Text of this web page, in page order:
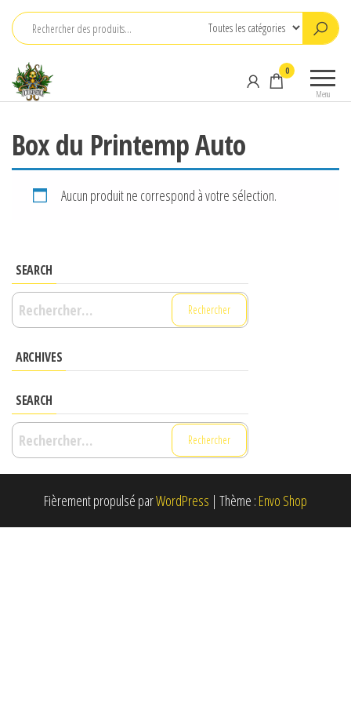
Aller
collecting
Menu
0
Box du Printemp Auto
Aucun produit ne correspond à votre sélection.
SEARCH
Rechercher :
ARCHIVES
SEARCH
Rechercher :
Fièrement propulsé parWordPress | Thème : Envo Shop